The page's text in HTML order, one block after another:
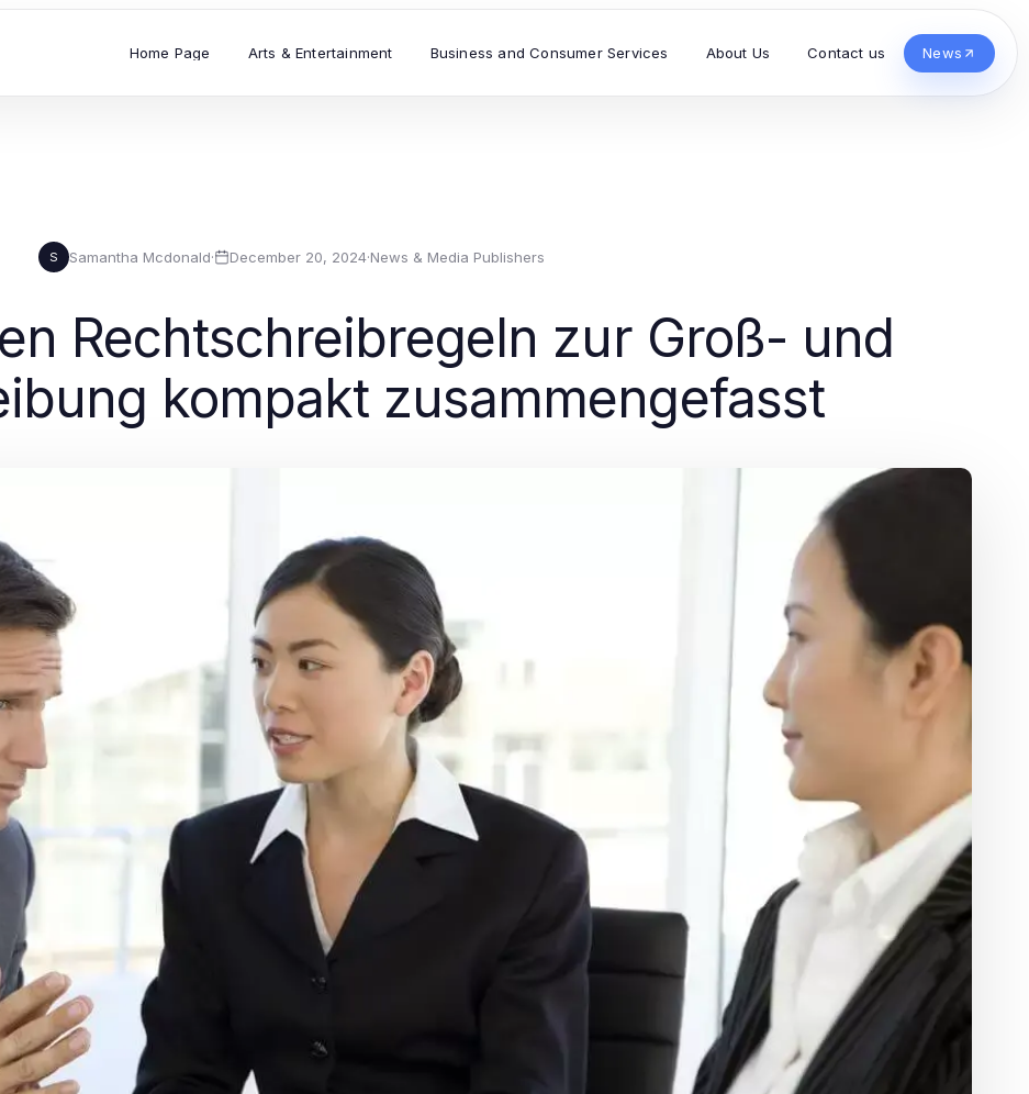
Home Page Arts & Entertainment Business and Consumer Services About Us Contact us News
S Samantha Mcdonald· December 20, 2024·News & Media Publishers
Rechtschreibregeln zur Groß- und
kompakt zusammengefasst